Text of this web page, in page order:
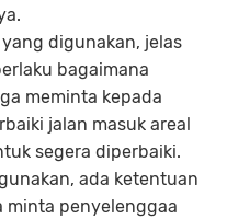
digunakan, jelas
bagaimana
meminta kepada
jalan masuk areal
segera diperbaiki.
ada ketentuan
minta penyelenggaa